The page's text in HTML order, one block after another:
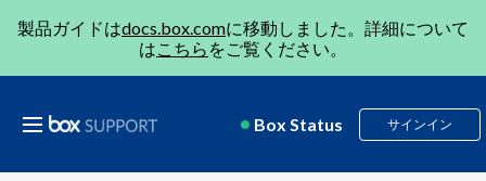
製品ガイドはdocs.box.comに移動しました。詳細について
はこちら をご覧ください。
Box Status サインイン